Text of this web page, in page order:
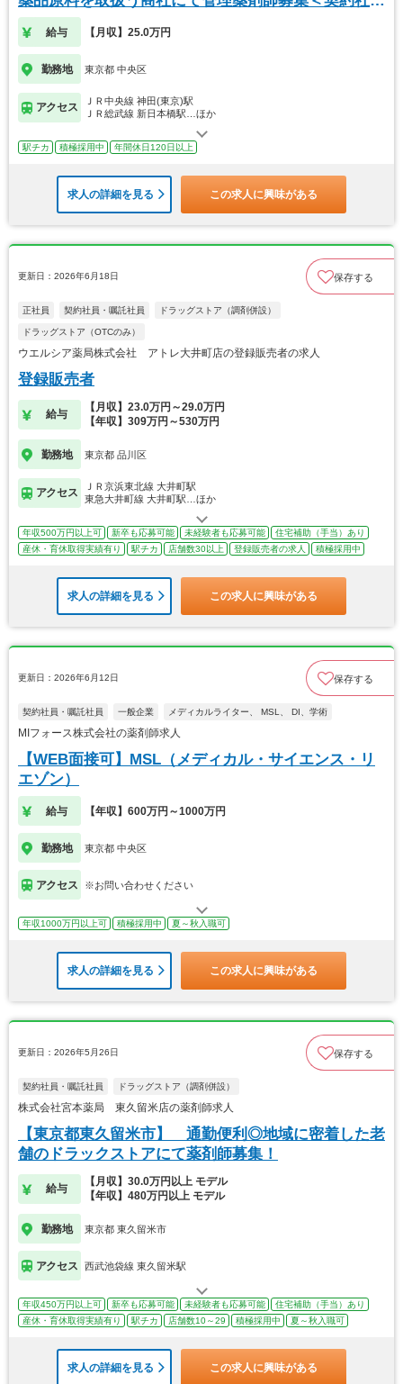
＞
給与 【月収】25.0万円
勤務地 東京都 中央区
アクセス
ＪＲ中央線 神田(東京)駅
ＪＲ総武線 新日本橋駅…ほか
駅チカ 積極採用中 年間休日120日以上
求人の詳細を見る この求人に興味がある
更新日：2026年6月18日 保存する
正社員 契約社員・嘱託社員 ドラッグストア（調剤併設）
ドラッグストア（OTCのみ）
ウエルシア薬局株式会社 アトレ大井町店の登録販売者の求人
登録販売者
給与
【月収】23.0万円～29.0万円
【年収】309万円～530万円
勤務地 東京都 品川区
アクセス
ＪＲ京浜東北線 大井町駅
東急大井町線 大井町駅…ほか
年収500万円以上可 新卒も応募可能 未経験者も応募可能
住宅補助（手当）あり
産休・育休取得実績有り
駅チカ 店舗数30以上 登録販売者の求人 積極採用中
求人の詳細を見る この求人に興味がある
更新日：2026年6月12日 保存する
契約社員・嘱託社員 一般企業 メディカルライター、 MSL、 DI、学術
MIフォース株式会社の薬剤師求人
【WEB面接可】MSL（メディカル・サイエンス・リ
エゾン）
給与 【年収】600万円～1000万円
勤務地 東京都 中央区
アクセス ※お問い合わせください
年収1000万円以上可 積極採用中 夏～秋入職可
求人の詳細を見る この求人に興味がある
更新日：2026年5月26日 保存する
契約社員・嘱託社員 ドラッグストア（調剤併設）
株式会社宮本薬局 東久留米店の薬剤師求人
【東京都東久留米市】 通勤便利◎地域に密着した老
舗のドラックストアにて薬剤師募集！
給与
【月収】30.0万円以上 モデル
【年収】480万円以上 モデル
勤務地 東京都 東久留米市
アクセス 西武池袋線 東久留米駅
年収450万円以上可 新卒も応募可能 未経験者も応募可能
住宅補助（手当）あり
産休・育休取得実績有り
駅チカ 店舗数10～29 積極採用中 夏～秋入職可
求人の詳細を見る この求人に興味がある